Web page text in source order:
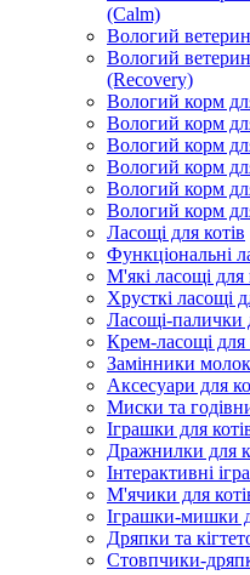
(Calm)
Вологий
Вологий
(Recovery)
Вологий корм
Вологий корм
Вологий корм
Вологий корм
Вологий корм
Вологий корм
Ласощі для котів
Функціональні
М'які ласощі для
Хрусткі ласощі
Ласощі-палички
Крем-ласощі для
Замінники
Аксесуари для
Миски та
Іграшки для
Дражнилки для
Інтерактивні
М'ячики для
Іграшки-мишки
Дряпки та
Стовпчики-